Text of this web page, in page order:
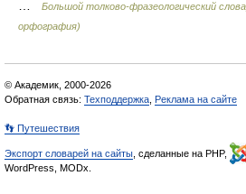
Большой толково-фразеологический
орфография)
© Академик, 2000-2026
Обратная связь: Техподдержка Реклама на сайте
👣 Путешествия
Экспорт словарей на сайты , сделанные на PHP,
WordPress, MODx.